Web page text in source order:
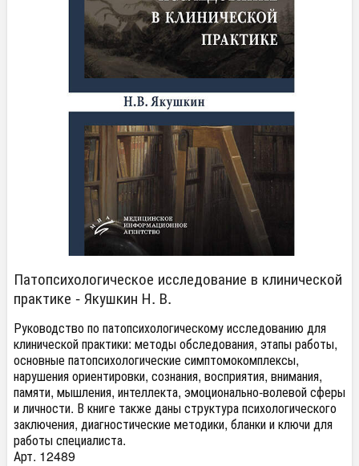
Патопсихологическое исследование в клинической
практике - Якушкин Н. В.
Руководство по патопсихологическому исследованию для
клинической практики: методы обследования, этапы работы,
основные патопсихологические симптомокомплексы,
нарушения ориентировки, сознания, восприятия, внимания,
памяти, мышления, интеллекта, эмоционально-волевой сферы
и личности. В книге также даны структура психологического
заключения, диагностические методики, бланки и ключи для
работы специалиста.
Арт. 12489